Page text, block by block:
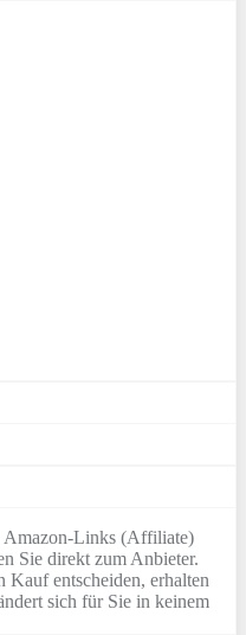
Amazon-Links (Affiliate)
Sie direkt zum Anbieter.
Kauf entscheiden, erhalten
sich für Sie in keinem